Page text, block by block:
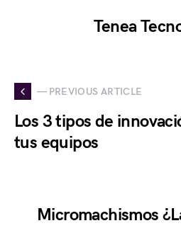
Tenea
— PREVIOUS ARTICLE
Los 3 tipos de
tus equipos
Micromachismos